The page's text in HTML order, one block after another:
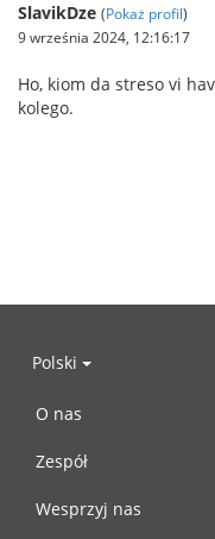
SlavikDze (Pokaż profil)
9 września 2024, 12:16:17
Ho, kiom da streso vi
kolego.
Polski
O nas
Zespół
Wesprzyj nas